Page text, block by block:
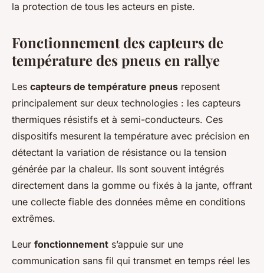
la protection de tous les acteurs en piste.
Fonctionnement des capteurs de
température des pneus en rallye
Les capteurs de température pneus reposent
principalement sur deux technologies : les capteurs
thermiques résistifs et à semi-conducteurs. Ces
dispositifs mesurent la température avec précision en
détectant la variation de résistance ou la tension
générée par la chaleur. Ils sont souvent intégrés
directement dans la gomme ou fixés à la jante, offrant
une collecte fiable des données même en conditions
extrêmes.
Leur fonctionnement s’appuie sur une
communication sans fil qui transmet en temps réel les